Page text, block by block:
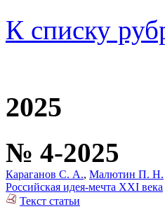
К списку
2025
№ 4-2025
Караганов С. А., Малютин П. Н.
Российская идея-мечта XXI века
Текст статьи